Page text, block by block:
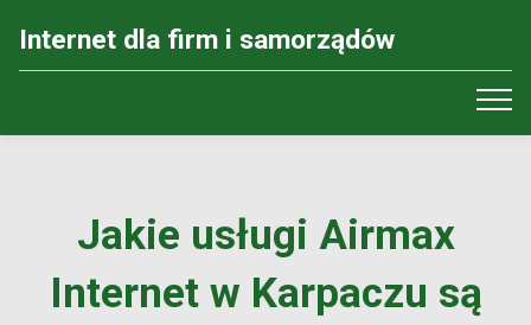
Internet dla firm i samorządów
Jakie usługi Airmax
Internet w Karpaczu są